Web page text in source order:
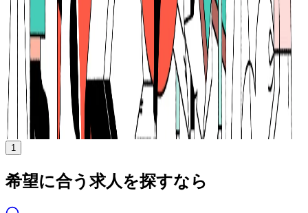
月給58.3万円〜100万円
正社員
シニア
気になる
詳細を見る
1
希望に合う求人を探すなら